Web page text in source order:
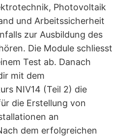
Photovoltaik
und Arbeitssicherheit
zur Ausbildung des
Die Module schliesst
Test ab. Danach
mit dem
NIV14 (Teil 2) die
die Erstellung von
an
dem erfolgreichen